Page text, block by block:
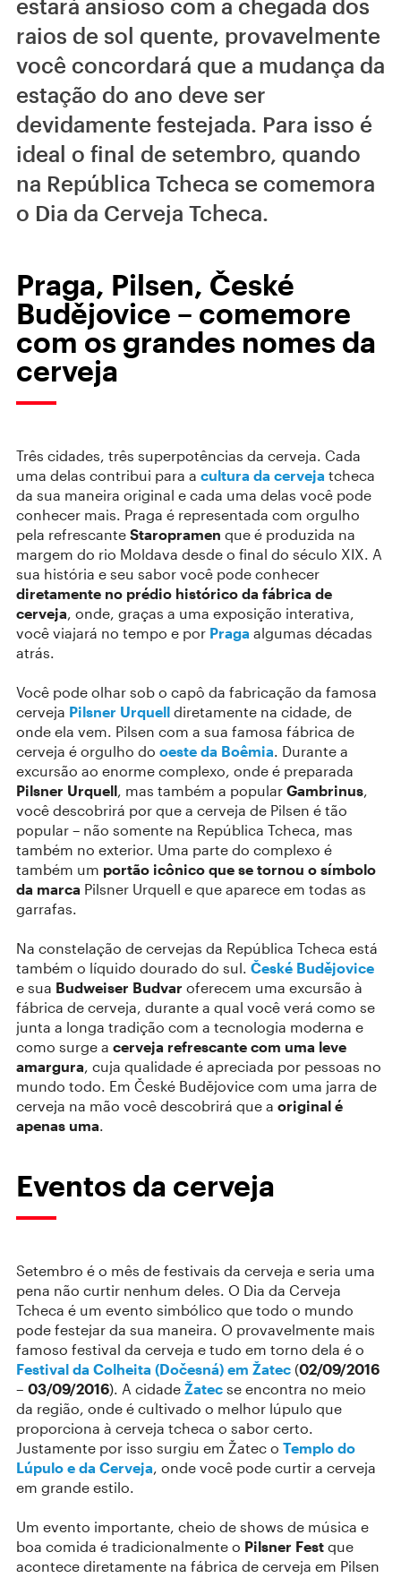
estará ansioso com a chegada dos
raios de sol quente, provavelmente
você concordará que a mudança da
estação do ano deve ser
devidamente festejada. Para isso é
ideal o final de setembro, quando
na República Tcheca se comemora
o Dia da Cerveja Tcheca.
Praga, Pilsen, České
Budějovice – comemore
com os grandes nomes da
cerveja
Três cidades, três superpotências da cerveja. Cada
uma delas contribui para a cultura da cerveja tcheca
da sua maneira original e cada uma delas você pode
conhecer mais. Praga é representada com orgulho
pela refrescante Staropramen que é produzida na
margem do rio Moldava desde o final do século XIX. A
sua história e seu sabor você pode conhecer
diretamente no prédio histórico da fábrica de
cerveja, onde, graças a uma exposição interativa,
você viajará no tempo e por Praga algumas décadas
atrás.
Você pode olhar sob o capô da fabricação da famosa
cerveja Pilsner Urquell diretamente na cidade, de
onde ela vem. Pilsen com a sua famosa fábrica de
cerveja é orgulho do oeste da Boêmia. Durante a
excursão ao enorme complexo, onde é preparada
Pilsner Urquell, mas também a popular Gambrinus,
você descobrirá por que a cerveja de Pilsen é tão
popular – não somente na República Tcheca, mas
também no exterior. Uma parte do complexo é
também um portão icônico que se tornou o símbolo
da marca Pilsner Urquell e que aparece em todas as
garrafas.
Na constelação de cervejas da República Tcheca está
também o líquido dourado do sul. České Budějovice
e sua Budweiser Budvar oferecem uma excursão à
fábrica de cerveja, durante a qual você verá como se
junta a longa tradição com a tecnologia moderna e
como surge a cerveja refrescante com uma leve
amargura, cuja qualidade é apreciada por pessoas no
mundo todo. Em České Budějovice com uma jarra de
cerveja na mão você descobrirá que a original é
apenas uma.
Eventos da cerveja
Setembro é o mês de festivais da cerveja e seria uma
pena não curtir nenhum deles. O Dia da Cerveja
Tcheca é um evento simbólico que todo o mundo
pode festejar da sua maneira. O provavelmente mais
famoso festival da cerveja e tudo em torno dela é o
Festival da Colheita (Dočesná) em Žatec (02/09/2016
– 03/09/2016). A cidade Žatec se encontra no meio
da região, onde é cultivado o melhor lúpulo que
proporciona à cerveja tcheca o sabor certo.
Justamente por isso surgiu em Žatec o Templo do
Lúpulo e da Cerveja, onde você pode curtir a cerveja
em grande estilo.
Um evento importante, cheio de shows de música e
boa comida é tradicionalmente o Pilsner Fest que
acontece diretamente na fábrica de cerveja em Pilsen